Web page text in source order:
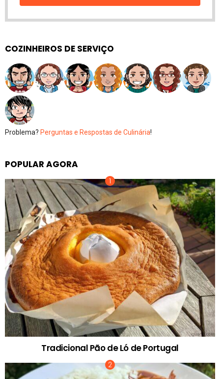
COZINHEIROS DE SERVIÇO
Problema? Perguntas e Respostas de Culinária!
POPULAR AGORA
Tradicional Pão de Ló de Portugal